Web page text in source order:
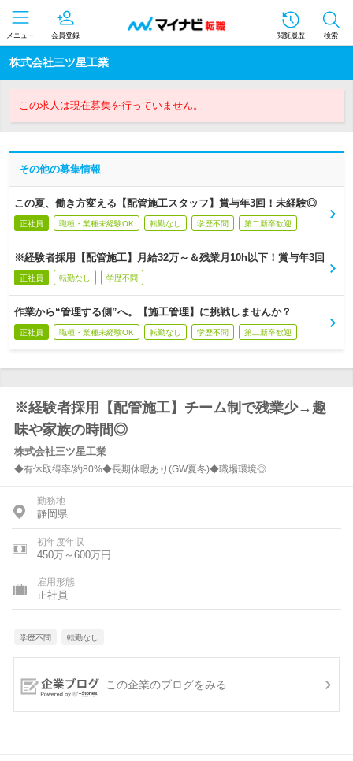
メニュー 会員登録 閲覧履歴 検索
株式会社三ツ星工業
この求人は現在募集を行っていません。
その他の募集情報
この夏、働き方変える【配管施工スタッフ】賞与年3回！未経験◎
正社員 職種・業種未経験OK 転勤なし 学歴不問 第二新卒歓迎
※経験者採用【配管施工】月給32万～＆残業月10h以下！賞与年3回
正社員 転勤なし 学歴不問
作業から“管理する側”へ。【施工管理】に挑戦しませんか？
正社員 職種・業種未経験OK 転勤なし 学歴不問 第二新卒歓迎
※経験者採用【配管施工】チーム制で残業少→趣
味や家族の時間◎
株式会社三ツ星工業
◆有休取得率/約80%◆長期休暇あり(GW夏冬)◆職場環境◎
勤務地
静岡県
初年度年収
450万～600万円
雇用形態
正社員
学歴不問 転勤なし
この企業のブログをみる